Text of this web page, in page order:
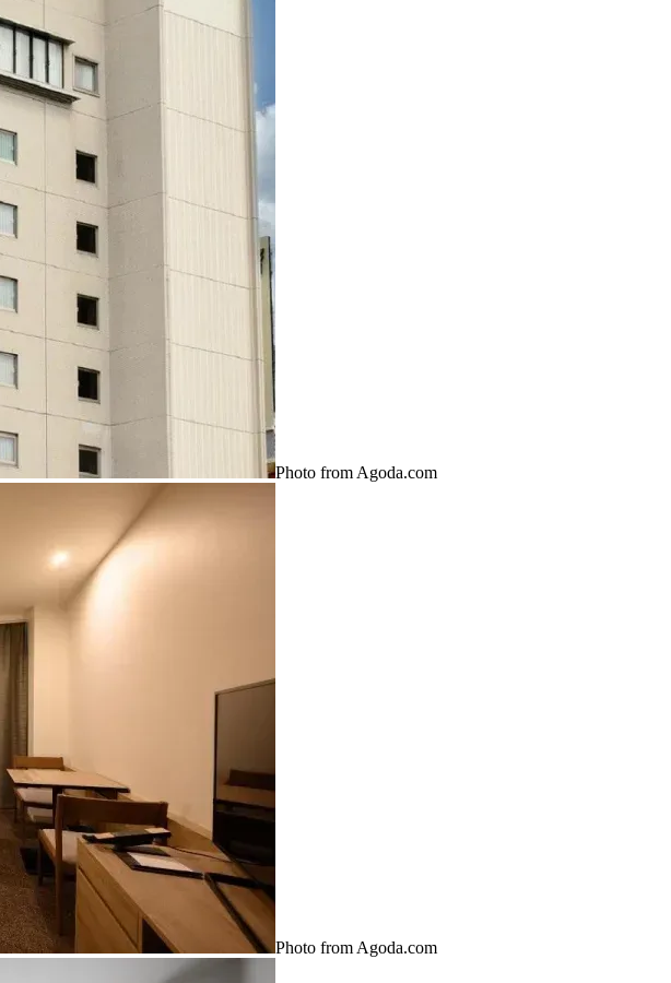
Photo from Agoda.com
Photo from Agoda.com